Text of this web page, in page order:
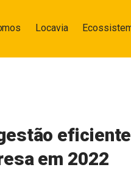
Locavia
em 2022